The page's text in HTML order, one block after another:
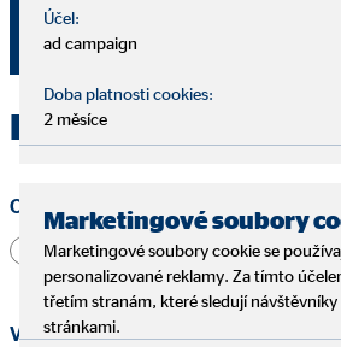
david.muhlhandl@ovbmail.cz
Kontaktujte OVB
Oslovení
Pan Paní
Vaše jméno a příjmení*
Účel:
ad campaign
Doba platnosti cookies:
2 měsíce
Marketingové soubory
Marketingové soubory cookie se
personalizované reklamy. Za tímto
třetím stranám, které sledují
stránkami.